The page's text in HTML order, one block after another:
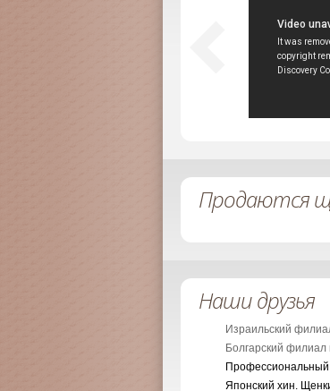
Продаются
Наши друзья
Израильский
Болгарский филиал
Профессиональный
Японский хин.